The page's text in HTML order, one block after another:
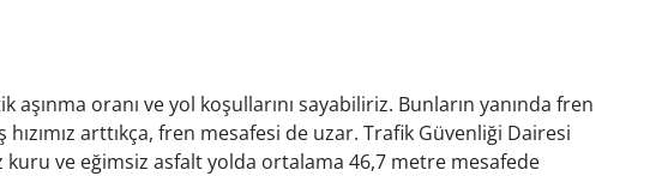
oranı ve yol koşullarını sayabiliriz. Bunların yanında fren
arttıkça, fren mesafesi de uzar. Trafik Güvenliği Dairesi
kuru ve eğimsiz asfalt yolda ortalama 46,7 metre mesafede